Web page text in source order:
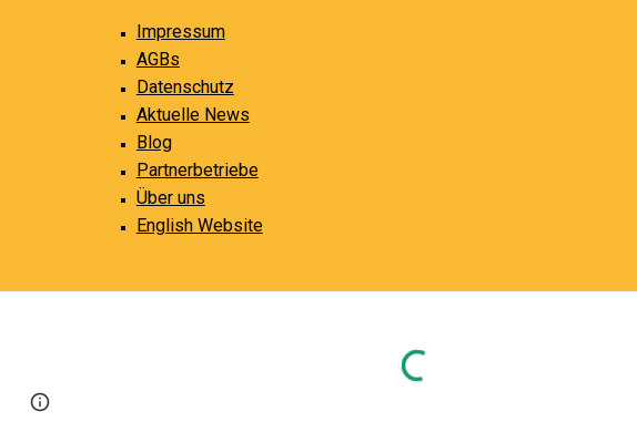
Impressum
AGBs
Datenschutz
Aktuelle News
Blog
Partnerbetriebe
Über uns
English Website